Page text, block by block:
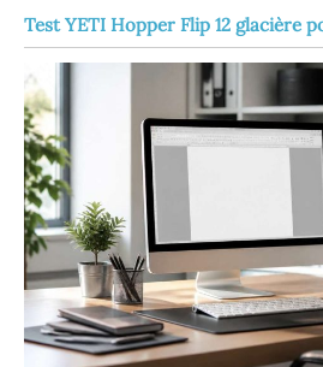
Test YETI Hopper Flip 12 glacière